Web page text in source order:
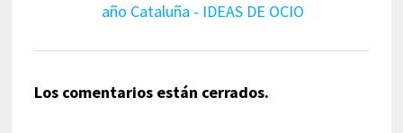
año Cataluña - IDEAS DE OCIO
Los comentarios están cerrados.